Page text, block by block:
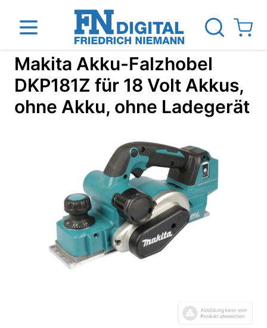
Direkt zum Inhalt
Das Unternehmen Standorte News Blog
View
Makita Akku-Falzhobel
DKP181Z für 18 Volt Akkus,
ohne Akku, ohne Ladegerät